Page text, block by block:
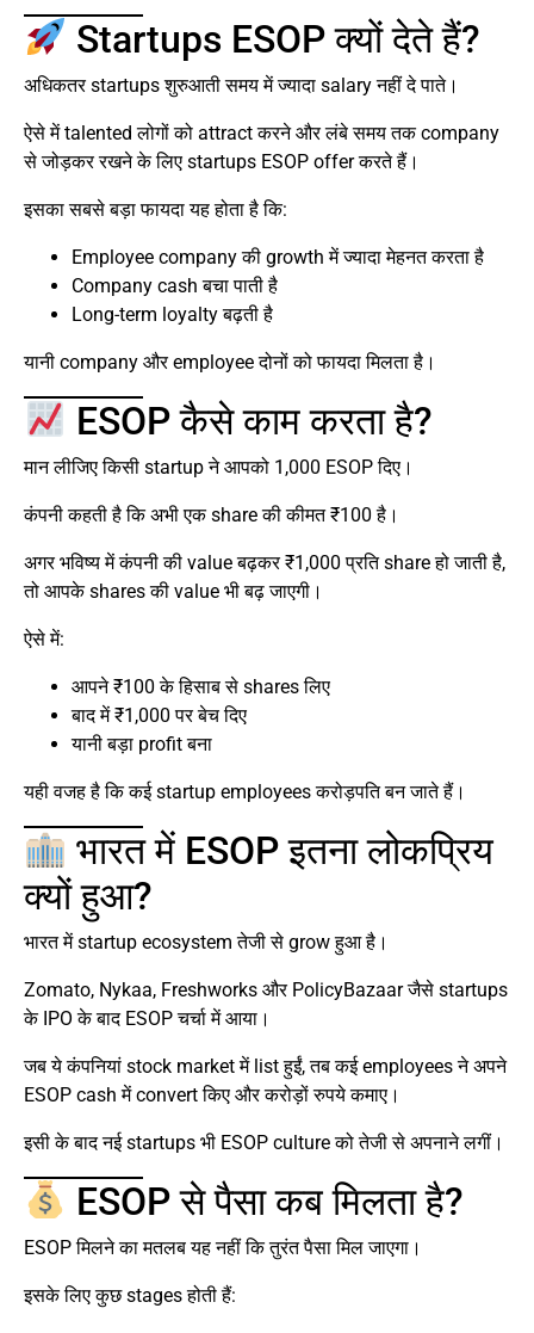
Startups ESOP क्यों देते हैं?
अधिकतर startups शुरुआती समय में ज्यादा salary नहीं दे पाते।
ऐसे में talented लोगों को attract करने और लंबे समय तक company
से जोड़कर रखने के लिए startups ESOP offer करते हैं।
इसका सबसे बड़ा फायदा यह होता है कि:
Employee company की growth में ज्यादा मेहनत करता है
Company cash बचा पाती है
Long-term loyalty बढ़ती है
यानी company और employee दोनों को फायदा मिलता है।
ESOP कैसे काम करता है?
मान लीजिए किसी startup ने आपको 1,000 ESOP दिए।
कंपनी कहती है कि अभी एक share की कीमत ₹100 है।
अगर भविष्य में कंपनी की value बढ़कर ₹1,000 प्रति share हो जाती है,
तो आपके shares की value भी बढ़ जाएगी।
ऐसे में:
आपने ₹100 के हिसाब से shares लिए
बाद में ₹1,000 पर बेच दिए
यानी बड़ा profit बना
यही वजह है कि कई startup employees करोड़पति बन जाते हैं।
भारत में ESOP इतना लोकप्रिय
क्यों हुआ?
भारत में startup ecosystem तेजी से grow हुआ है।
Zomato, Nykaa, Freshworks और PolicyBazaar जैसे startups
के IPO के बाद ESOP चर्चा में आया।
जब ये कंपनियां stock market में list हुईं, तब कई employees ने अपने
ESOP cash में convert किए और करोड़ों रुपये कमाए।
इसी के बाद नई startups भी ESOP culture को तेजी से अपनाने लगीं।
ESOP से पैसा कब मिलता है?
ESOP मिलने का मतलब यह नहीं कि तुरंत पैसा मिल जाएगा।
इसके लिए कुछ stages होती हैं: